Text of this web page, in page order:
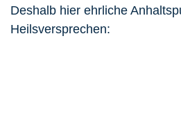
Deshalb hier ehrliche
Heilsversprechen: